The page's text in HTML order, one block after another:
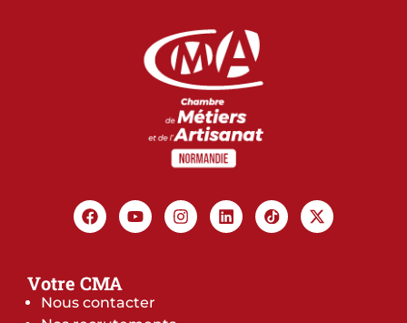
Votre CMA
Nous contacter